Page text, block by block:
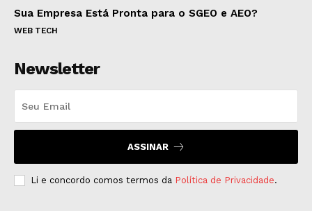
Sua Empresa Está Pronta para o SGEO e AEO?
WEB TECH
Newsletter
ASSINAR
Li e concordo comos termos da Política de Privacidade.